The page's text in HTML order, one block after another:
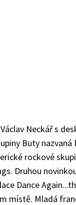
Neckář s
Buty nazvaná
rockové
Druhou
Dance
místě. Mladá